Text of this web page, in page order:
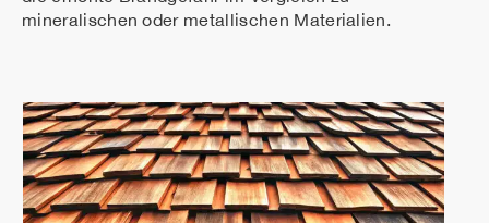
mineralischen oder metallischen Materialien.